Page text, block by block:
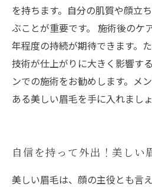
を持ちます。自分の肌質や顔立
ぶことが重要です。 施術後のケ
年程度の持続が期待できます。
技術が仕上がりに大きく影響す
ンでの施術をお勧めします。メ
ある美しい眉毛を手に入れましょ
自信を持って外出！美しい
美しい眉毛は、顔の主役とも言